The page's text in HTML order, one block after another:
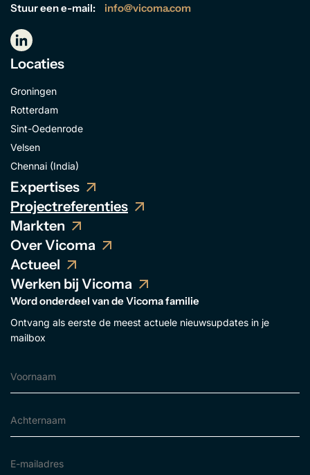
Stuur een e-mail:
info@vicoma.com
Locaties
Groningen
Rotterdam
Sint-Oedenrode
Velsen
Chennai (India)
Expertises
Projectreferenties
Markten
Over Vicoma
Actueel
Werken bij Vicoma
Word onderdeel van de Vicoma familie
Ontvang als eerste de meest actuele nieuwsupdates in je
mailbox